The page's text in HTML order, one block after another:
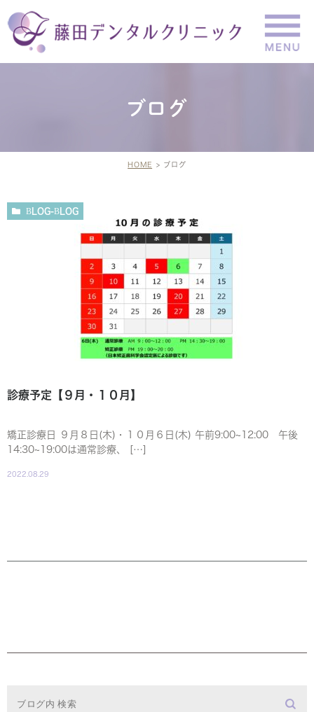
ブログ
HOME ブログ
BLOG-BLOG
診療予定【９月・１０月】
矯正診療日 ９月８日(木)・１０月６日(木) 午前9:00~12:00 午後
14:30~19:00は通常診療、 […]
2022.08.29